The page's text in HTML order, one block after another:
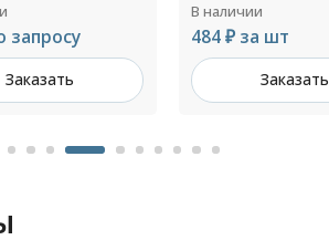
шт
Заказать
В наличии
842 ₽ за шт
Заказать